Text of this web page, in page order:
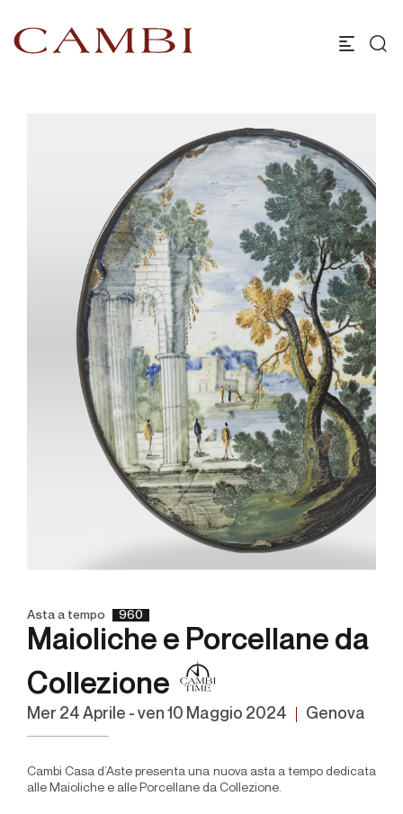
Asta a tempo 960
Maioliche e Porcellane da
Collezione
mer 24 Aprile - ven 10 Maggio 2024 Genova
Cambi Casa d’Aste presenta una nuova asta a tempo dedicata
alle Maioliche e alle Porcellane da Collezione.